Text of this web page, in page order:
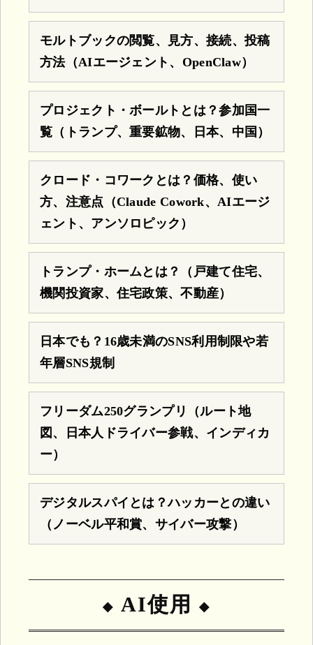
モルトブックの閲覧、見方、接続、投稿
方法（AIエージェント、OpenClaw）
プロジェクト・ボールトとは？参加国一
覧（トランプ、重要鉱物、日本、中国）
クロード・コワークとは？価格、使い
方、注意点（Claude Cowork、AIエージ
ェント、アンソロピック）
トランプ・ホームとは？（戸建て住宅、
機関投資家、住宅政策、不動産）
日本でも？16歳未満のSNS利用制限や若
年層SNS規制
フリーダム250グランプリ（ルート地
図、日本人ドライバー参戦、インディカ
ー）
デジタルスパイとは？ハッカーとの違い
（ノーベル平和賞、サイバー攻撃）
AI使用